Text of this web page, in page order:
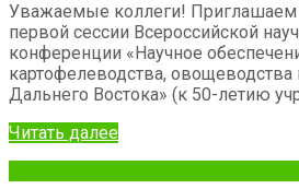
Уважаемые коллеги! Приглашаем
первой сессии Всероссийской
конференции «Научное
картофелеводства, овощеводства
Дальнего Востока» (к 50-летию
Читать далее